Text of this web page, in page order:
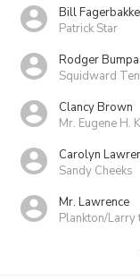
Bill Fagerbakke
Patrick Star
Rodger
Squidward
Clancy Brown
Mr. Eugene H.
Carolyn
Sandy Cheeks
Mr. Lawrence
Plankton/Larry